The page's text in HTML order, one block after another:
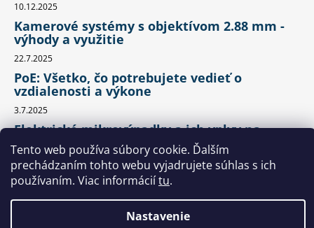
Tento web používa súbory cookie. Ďalším
prechádzaním tohto webu vyjadrujete súhlas s ich
používaním. Viac informáciítu.
Nastavenie
10.12.2025
Kamerové systémy s objektívom 2.88 mm -
výhody a využitie
22.7.2025
PoE: Všetko, čo potrebujete vedieť o
vzdialenosti a výkone
3.7.2025
Elektrické mikrovýpadky a ich vplyv na
kamerový systém: Čo by ste mali vedieť?
27.6.2025